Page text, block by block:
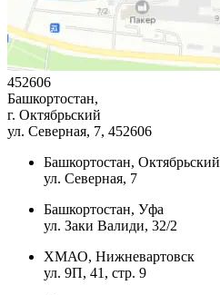
452606
Башкортостан,
г. Октябрьский
ул. Северная, 7, 452606
Башкортостан, Октябрьский
ул. Северная, 7
Башкортостан, Уфа
ул. Заки Валиди, 32/2
ХМАО, Нижневартовск
ул. 9П, 41, стр. 9